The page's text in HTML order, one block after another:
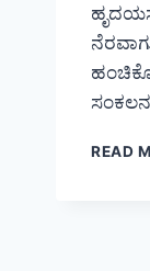
READ